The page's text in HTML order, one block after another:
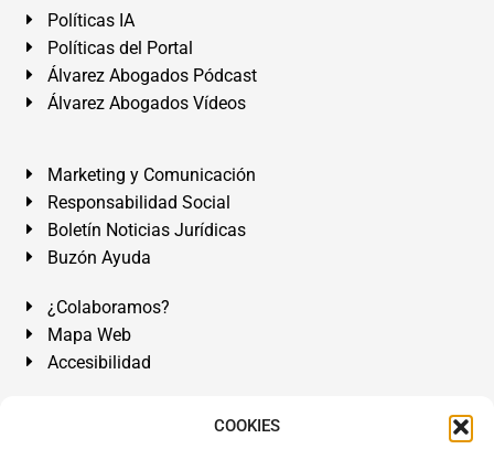
COOKIES
Políticas IA
Políticas del Portal
Álvarez Abogados Pódcast
Álvarez Abogados Vídeos
Marketing y Comunicación
Responsabilidad Social
Boletín Noticias Jurídicas
Buzón Ayuda
¿Colaboramos?
Mapa Web
Accesibilidad
Álvarez Abogados Tenerife:Calle Teobaldo Power Nº 7,